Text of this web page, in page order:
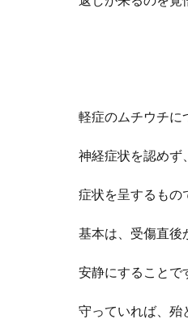
軽症のムチウチに
神経症状を認めず
症状を呈するもの
基本は、 受傷直後
安静にすること で
守っていれば、 殆